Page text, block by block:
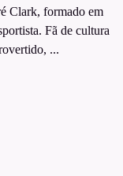
Clark, formado em
Fã de cultura
...